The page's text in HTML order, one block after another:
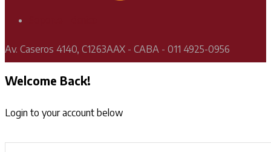
Av. Caseros 4140, C1263AAX - CABA - 011 4925-0956
Welcome Back!
Login to your account below